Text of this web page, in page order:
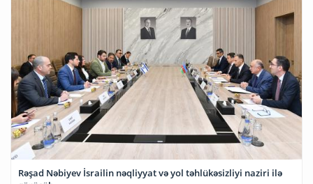
Rəşad Nəbiyev İsrailin nəqliyyat və yol təhlükəsizliyi naziri ilə